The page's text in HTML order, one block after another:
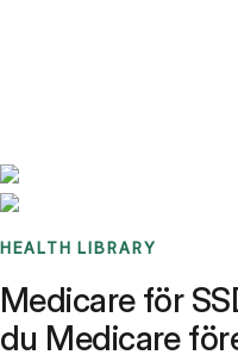
HEALTH LIBRARY
Medicare för
du Medicare